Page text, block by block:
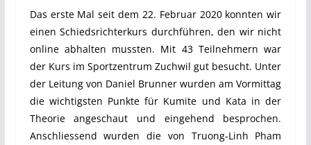
Das erste Mal seit dem 22. Februar 2020 konnten wir
einen Schiedsrichterkurs durchführen, den wir nicht
online abhalten mussten. Mit 43 Teilnehmern war
der Kurs im Sportzentrum Zuchwil gut besucht. Unter
der Leitung von Daniel Brunner wurden am Vormittag
die wichtigsten Punkte für Kumite und Kata in der
Theorie angeschaut und eingehend besprochen.
Anschliessend wurden die von Truong-Linh Pham